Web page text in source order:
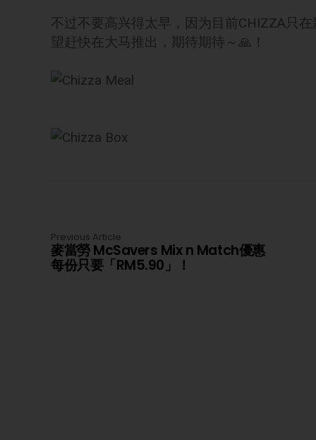
不过不要高兴得太早，因为目前CHIZZA只
望赶快在大马推出，期待期待～🙏！
Previous Article
麥當勞 McSavers Mix n Match優惠
每份只要「RM5.90」！